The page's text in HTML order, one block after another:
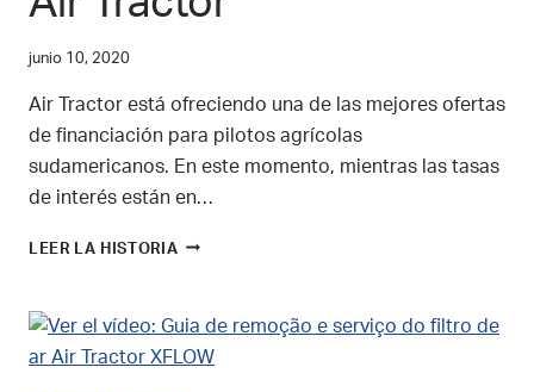
junio 10, 2020
Air Tractor está ofreciendo una de las mejores ofertas
de financiación para pilotos agrícolas
sudamericanos. En este momento, mientras las tasas
de interés están en…
LEER LA HISTORIA NO
PAGO
INICIAL